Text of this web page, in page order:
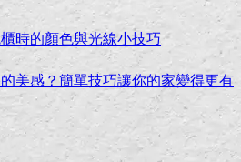
時的顏色與光線小技巧
美感？簡單技巧讓你的家變得更有